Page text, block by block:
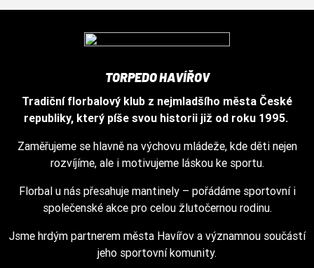
TORPEDO HAVÍŘOV
Tradiční florbalový klub z nejmladšího města České
republiky, který píše svou historii již od roku 1995.
Zaměřujeme se hlavně na výchovu mládeže, kde děti nejen
rozvíjíme, ale i motivujeme láskou ke sportu.
Florbal u nás přesahuje mantinely – pořádáme sportovní i
společenské akce pro celou žlutočernou rodinu.
Jsme hrdým partnerem města Havířov a významnou součástí
jeho sportovní komunity.